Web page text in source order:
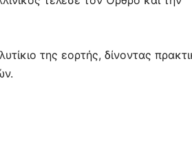
της εορτής, δίνοντας